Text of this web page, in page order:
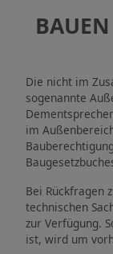
BAUEN
Die nicht im
sogenannte
im
Bei Rückfragen
technischen
zur Verfügung.
ist, wird um